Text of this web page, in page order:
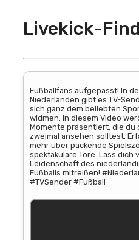
Livekick-
Fußballfans aufgepasst! In
Niederlanden gibt es TV-
sich ganz dem beliebten
widmen. In diesem Video
Momente präsentiert, die du
zweimal ansehen solltest.
mehr über packende
spektakuläre Tore. Lass dich
Leidenschaft des
Fußballs mitreißen!
#TVSender #Fußball